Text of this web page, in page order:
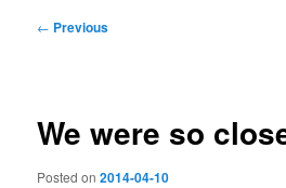
Post
← Previous
We were so
Posted on2014-04-10